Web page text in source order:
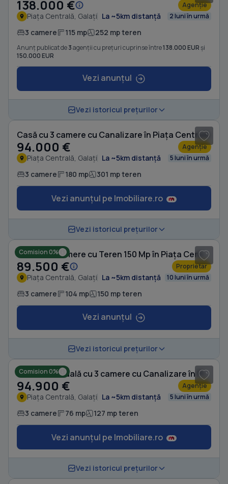
138.000 € Agenție
Piața Centrală, Galați La ~5km distanță 2 luni în urmă
3 camere 115 mp 252 mp teren
Anunț publicat de3agenții cu prețuri cuprinse între138.000 EURși
150.000 EUR
Vezi anunțul
Vezi istoricul prețurilor
Casă cu 3 camere cu Canalizare în Piața Centrală
94.000 € Agenție
Piața Centrală, Galați La ~5km distanță 5 luni în urmă
3 camere 180 mp 301 mp teren
Vezi anunțul pe Imobiliare.ro
Vezi istoricul prețurilor
Comision 0% Casă cu 3 camere cu Teren 150 Mp în Piața Centrală
89.500 € Proprietar
Piața Centrală, Galați La ~5km distanță 10 luni în urmă
3 camere 104 mp 150 mp teren
Vezi anunțul
Vezi istoricul prețurilor
Comision 0% Casă individuală cu 3 camere cu Canalizare în Piața Centrală
94.900 € Agenție
Piața Centrală, Galați La ~5km distanță 5 luni în urmă
3 camere 76 mp 127 mp teren
Vezi anunțul pe Imobiliare.ro
Vezi istoricul prețurilor